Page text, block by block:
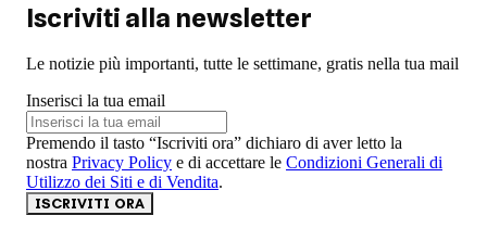
Iscriviti alla newsletter
Le notizie più importanti, tutte le settimane, gratis nella tua mail
Inserisci la tua email
Premendo il tasto “Iscriviti ora” dichiaro di aver letto la
nostra Privacy Policy e di accettare le Condizioni Generali di
Utilizzo dei Siti e di Vendita.
ISCRIVITI ORA